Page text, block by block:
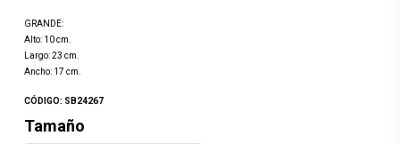
GRANDE:
Alto: 10 cm.
Largo: 23 cm.
Ancho: 17 cm.
CÓDIGO: SB24267
Tamaño